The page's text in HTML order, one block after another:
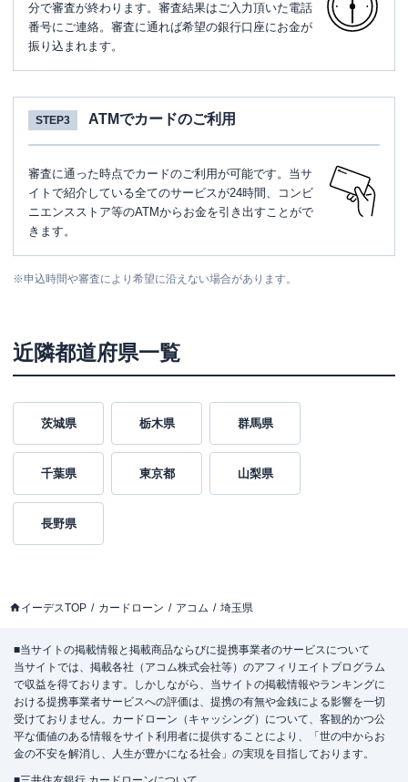
分で審査が終わります。審査結果はご入力頂いた電話
番号にご連絡。審査に通れば希望の銀行口座にお金が
振り込まれます。
STEP3 ATMでカードのご利用
審査に通った時点でカードのご利用が可能です。当サ
イトで紹介している全てのサービスが24時間、コンビ
ニエンスストア等のATMからお金を引き出すことがで
きます。
※申込時間や審査により希望に沿えない場合があります。
近隣都道府県一覧
茨城県 栃木県 群馬県
千葉県 東京都 山梨県
長野県
イーデスTOP カードローン アコム 埼玉県
■当サイトの掲載情報と掲載商品ならびに提携事業者のサービスについて
当サイトでは、掲載各社（アコム株式会社等）のアフィリエイトプログラム
で収益を得ております。しかしながら、当サイトの掲載情報やランキングに
おける提携事業者サービスへの評価は、提携の有無や金銭による影響を一切
受けておりません。カードローン（キャッシング）について、客観的かつ公
平な価値のある情報をサイト利用者に提供することにより、「世の中からお
金の不安を解消し、人生が豊かになる社会」の実現を目指しております。